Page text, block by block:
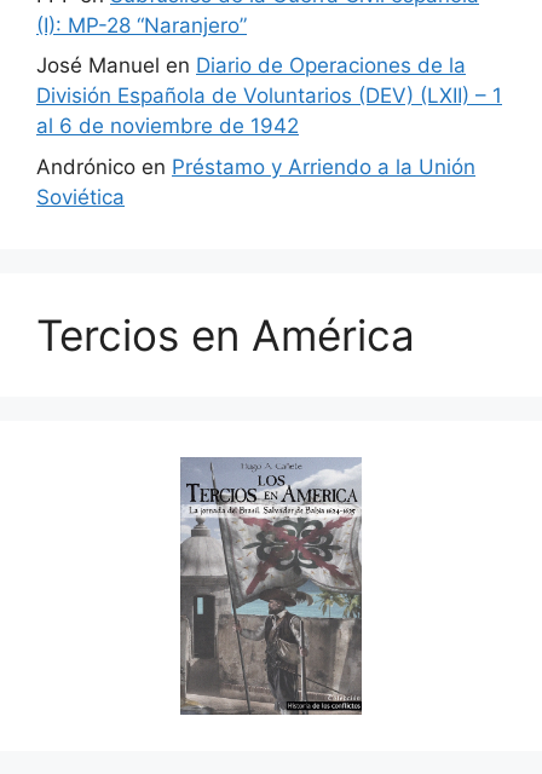
(I): MP-28 “Naranjero”
José Manuel en Diario de Operaciones de la
División Española de Voluntarios (DEV) (LXII) – 1
al 6 de noviembre de 1942
Andrónico en Préstamo y Arriendo a la Unión
Soviética
Tercios en América